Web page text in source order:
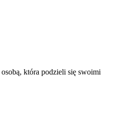
która podzieli się swoimi